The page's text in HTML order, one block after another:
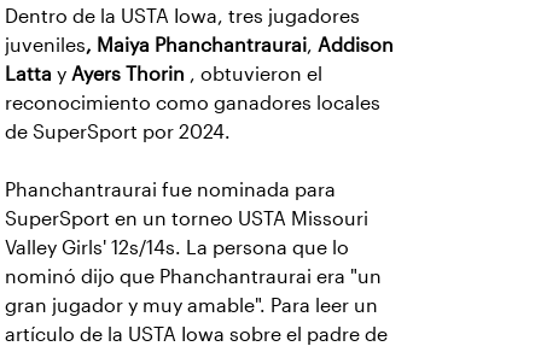
Dentro de la USTA Iowa, tres jugadores
juveniles, Maiya Phanchantraurai, Addison
Latta y Ayers Thorin , obtuvieron el
reconocimiento como ganadores locales
de SuperSport por 2024.
Phanchantraurai fue nominada para
SuperSport en un torneo USTA Missouri
Valley Girls' 12s/14s. La persona que lo
nominó dijo que Phanchantraurai era "un
gran jugador y muy amable". Para leer un
artículo de la USTA Iowa sobre el padre de